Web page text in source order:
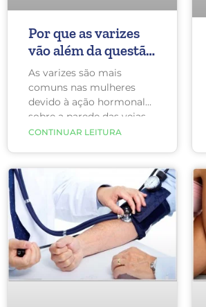
Por que as varizes
vão além da questão
estética?
As varizes são mais
comuns nas mulheres
devido à ação hormonal
sobre a parede das veias.
Durante a menstruação e
sintomas tendem a piorar.
Além disso, ele explica
que pessoas que
permanecem muito
tempo em pé, possuem
histórico familiar, são
sedentárias ou estão
acima do peso também
CONTINUAR LEITURA